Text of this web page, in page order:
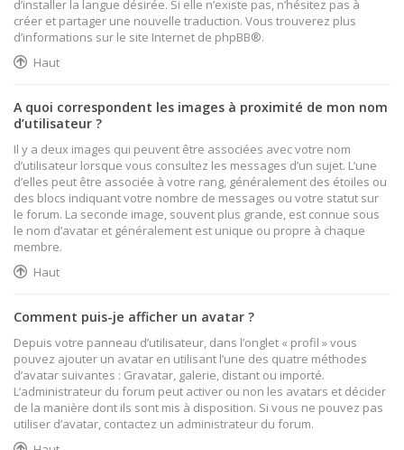
d’installer la langue désirée. Si elle n’existe pas, n’hésitez pas à
créer et partager une nouvelle traduction. Vous trouverez plus
d’informations sur le site Internet de phpBB®.
Haut
A quoi correspondent les images à proximité de mon nom
d’utilisateur ?
Il y a deux images qui peuvent être associées avec votre nom
d’utilisateur lorsque vous consultez les messages d’un sujet. L’une
d’elles peut être associée à votre rang, généralement des étoiles ou
des blocs indiquant votre nombre de messages ou votre statut sur
le forum. La seconde image, souvent plus grande, est connue sous
le nom d’avatar et généralement est unique ou propre à chaque
membre.
Haut
Comment puis-je afficher un avatar ?
Depuis votre panneau d’utilisateur, dans l’onglet « profil » vous
pouvez ajouter un avatar en utilisant l’une des quatre méthodes
d’avatar suivantes : Gravatar, galerie, distant ou importé.
L’administrateur du forum peut activer ou non les avatars et décider
de la manière dont ils sont mis à disposition. Si vous ne pouvez pas
utiliser d’avatar, contactez un administrateur du forum.